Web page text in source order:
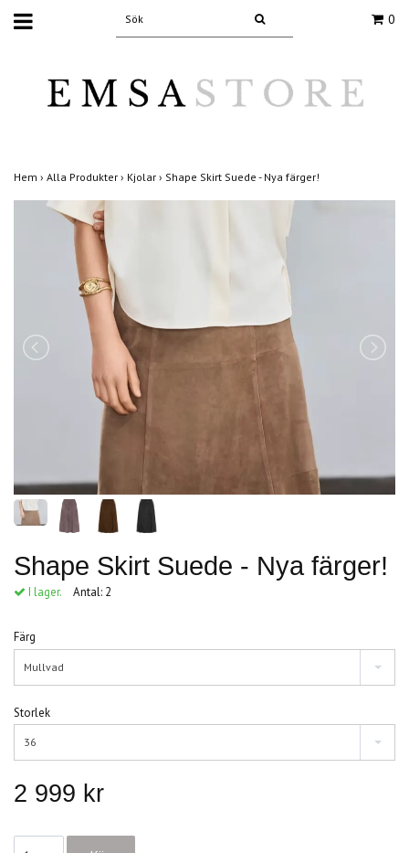
0
Hem › Alla Produkter › Kjolar › Shape Skirt Suede - Nya färger!
Shape Skirt Suede - Nya färger!
I lager. Antal: 2
Färg
Mullvad
Storlek
36
2 999 kr